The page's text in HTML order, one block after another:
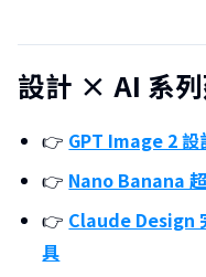
設計 × AI 系
👉 GPT Image 2
👉 Nano Banana
👉 Claude Design
具